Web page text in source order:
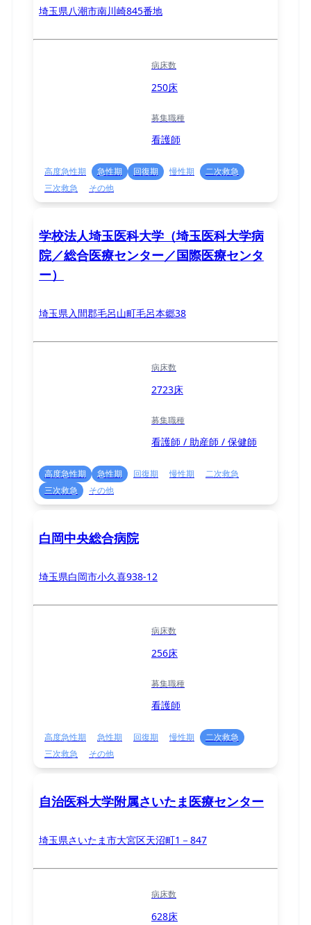
埼玉県八潮市南川崎845番地
病床数
250床
募集職種
看護師
高度急性期 急性期 回復期 慢性期
二次救急
三次救急
その他
学校法人埼玉医科大学（埼玉医科大学病
院／総合医療センター／国際医療センタ
ー）
埼玉県入間郡毛呂山町毛呂本郷38
病床数
2723床
募集職種
看護師 / 助産師 / 保健師
高度急性期 急性期 回復期 慢性期
二次救急
三次救急
その他
白岡中央総合病院
埼玉県白岡市小久喜938-12
病床数
256床
募集職種
看護師
高度急性期 急性期 回復期 慢性期
二次救急
三次救急
その他
自治医科大学附属さいたま医療センター
埼玉県さいたま市大宮区天沼町1－847
病床数
628床